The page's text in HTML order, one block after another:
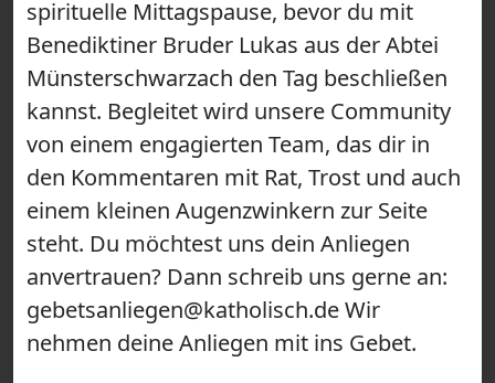
spirituelle Mittagspause, bevor du mit
Benediktiner Bruder Lukas aus der Abtei
Münsterschwarzach den Tag beschließen
kannst. Begleitet wird unsere Community
von einem engagierten Team, das dir in
den Kommentaren mit Rat, Trost und auch
einem kleinen Augenzwinkern zur Seite
steht. Du möchtest uns dein Anliegen
anvertrauen? Dann schreib uns gerne an:
gebetsanliegen@katholisch.de Wir
nehmen deine Anliegen mit ins Gebet.